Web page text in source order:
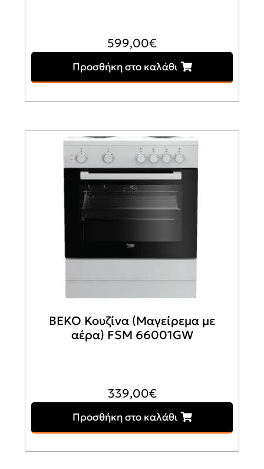
599,00€
Προσθήκη στο καλάθι
BEKO Κουζίνα (Μαγείρεμα με
αέρα) FSM 66001GW
339,00€
Προσθήκη στο καλάθι